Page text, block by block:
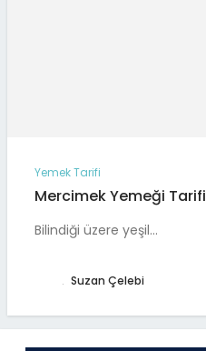
Yemek Tarifi
Mercimek Yemeği Tarifi
Bilindiği üzere yeşil…
. Suzan Çelebi